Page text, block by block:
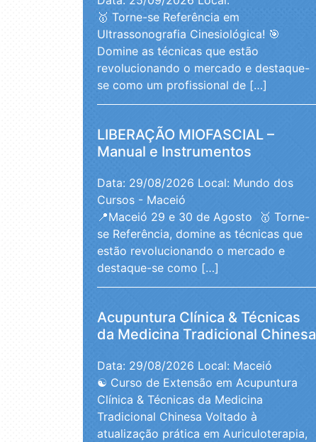
🥇 Torne-se Referência em
Ultrassonografia Cinesiológica! 🎯
Domine as técnicas que estão
revolucionando o mercado e destaque-
se como um profissional de […]
LIBERAÇÃO MIOFASCIAL –
Manual e Instrumentos
Data: 29/08/2026 Local: Mundo dos
Cursos - Maceió
📍Maceió 29 e 30 de Agosto 🥇 Torne-
se Referência, domine as técnicas que
estão revolucionando o mercado e
destaque-se como […]
Acupuntura Clínica & Técnicas
da Medicina Tradicional Chinesa
Data: 29/08/2026 Local: Maceió
☯️ Curso de Extensão em Acupuntura
Clínica & Técnicas da Medicina
Tradicional Chinesa Voltado à
atualização prática em Auriculoterapia,